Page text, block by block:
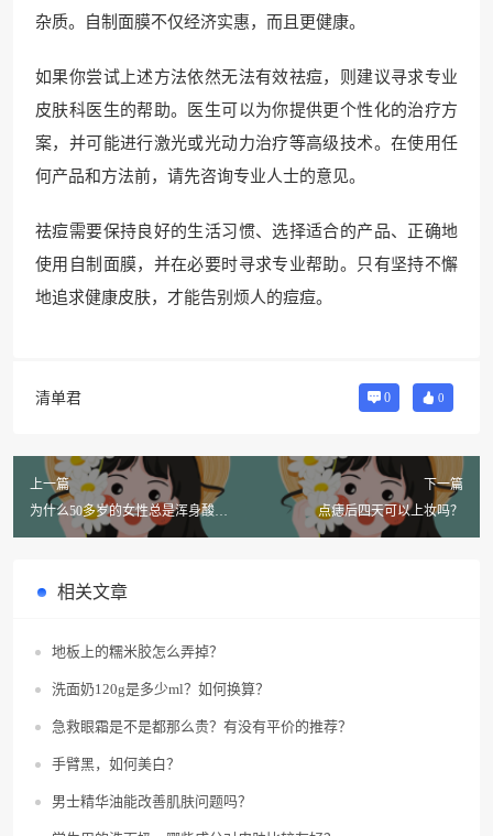
杂质。自制面膜不仅经济实惠，而且更健康。
如果你尝试上述方法依然无法有效祛痘，则建议寻求专业
皮肤科医生的帮助。医生可以为你提供更个性化的治疗方
案，并可能进行激光或光动力治疗等高级技术。在使用任
何产品和方法前，请先咨询专业人士的意见。
祛痘需要保持良好的生活习惯、选择适合的产品、正确地
使用自制面膜，并在必要时寻求专业帮助。只有坚持不懈
地追求健康皮肤，才能告别烦人的痘痘。
清单君 0 0
上一篇
为什么50多岁的女性总是浑身酸
下一篇
点痣后四天可以上妆吗？
相关文章
地板上的糯米胶怎么弄掉？
洗面奶120g是多少ml？如何换算？
急救眼霜是不是都那么贵？有没有平价的推荐？
手臂黑，如何美白？
男士精华油能改善肌肤问题吗？